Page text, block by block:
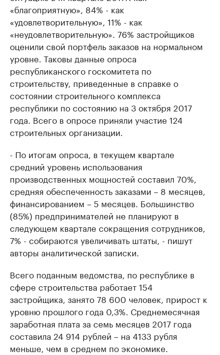
«благоприятную», 84% - как
«удовлетворительную», 11% - как
«неудовлетворительную». 76% застройщиков
оценили свой портфель заказов на нормальном
уровне. Таковы данные опроса
республиканского госкомитета по
строительству, приведенные в справке о
состоянии строительного комплекса
республики по состоянию на 3 октября 2017
года. Всего в опросе приняли участие 124
строительных организации.
- По итогам опроса, в текущем квартале
средний уровень использования
производственных мощностей составил 70%,
средняя обеспеченность заказами – 8 месяцев,
финансированием – 5 месяцев. Большинство
(85%) предпринимателей не планируют в
следующем квартале сокращения сотрудников,
7% - собираются увеличивать штаты, - пишут
авторы аналитической записки.
Всего поданным ведомства, по республике в
сфере строительства работает 154
застройщика, занято 78 600 человек, прирост к
уровню прошлого года 0,3%. Среднемесячная
заработная плата за семь месяцев 2017 года
составила 24 914 рублей – на 4133 рубля
меньше, чем в среднем по экономике.